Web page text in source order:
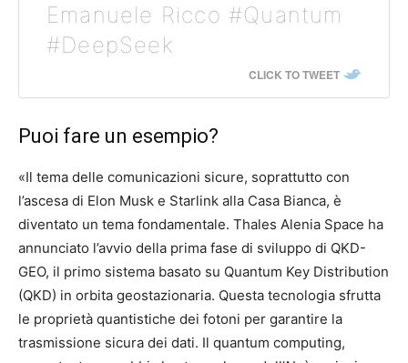
Emanuele Ricco #Quantum
#DeepSeek
CLICK TO TWEET
Puoi fare un esempio?
«Il tema delle comunicazioni sicure, soprattutto con
l’ascesa di Elon Musk e Starlink alla Casa Bianca, è
diventato un tema fondamentale. Thales Alenia Space ha
annunciato l’avvio della prima fase di sviluppo di QKD-
GEO, il primo sistema basato su Quantum Key Distribution
(QKD) in orbita geostazionaria. Questa tecnologia sfrutta
le proprietà quantistiche dei fotoni per garantire la
trasmissione sicura dei dati. Il quantum computing,